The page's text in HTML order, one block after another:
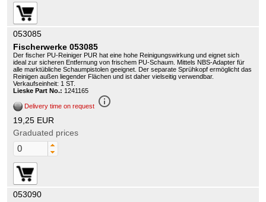
053085
Fischerwerke 053085
Der fischer PU-Reiniger PUR hat eine hohe Reinigungswirkung und eignet sich
ideal zur sicheren Entfernung von frischem PU-Schaum. Mittels NBS-Adapter für
alle marktübliche Schaumpistolen geeignet. Der separate Sprühkopf ermöglicht das
Reinigen außen liegender Flächen und ist daher vielseitig verwendbar.
Verkaufseinheit: 1 ST.
Lieske Part No.: 1241165
Delivery time on request info_outline
19,25 EUR
Graduated prices
053090